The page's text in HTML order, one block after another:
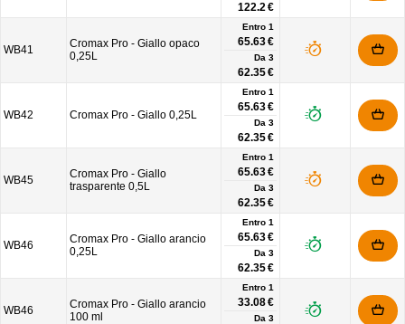
122.2 €
WB41
Cromax Pro - Giallo opaco
0,25L
Entro 1
65.63 €
Da 3
62.35 €
WB42 Cromax Pro - Giallo 0,25L
Entro 1
65.63 €
Da 3
62.35 €
WB45
Cromax Pro - Giallo
trasparente 0,5L
Entro 1
65.63 €
Da 3
62.35 €
WB46
Cromax Pro - Giallo arancio
0,25L
Entro 1
65.63 €
Da 3
62.35 €
WB46
Cromax Pro - Giallo arancio
100 ml
Entro 1
33.08 €
Da 3